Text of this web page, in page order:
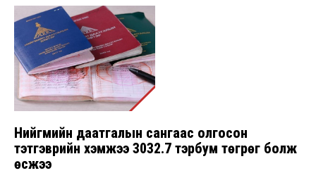
Нийгмийн даатгалын сангаас олгосон
тэтгэврийн хэмжээ 3032.7 тэрбум төгрөг болж
өсжээ